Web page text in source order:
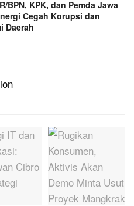
BPN, KPK, dan Pemda Jawa
Cegah Korupsi dan
Daerah